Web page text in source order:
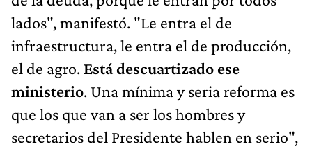
lados", manifestó. "Le entra el de
infraestructura, le entra el de producción,
el de agro. Está descuartizado ese
ministerio. Una mínima y seria reforma es
que los que van a ser los hombres y
secretarios del Presidente hablen en serio",